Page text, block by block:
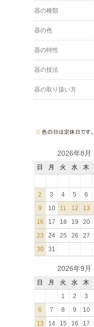
器の種類
器の色
器の特性
器の技法
器の取り扱い方
2026年8月
日 月 火 水 木
2
3 4 5 6
9
10 11 12 13
16
17 18 19 20
23
24 25 26 27
30
31
2026年9月
日 月 火 水 木
1
2 3
6
7 8 9 10
13
14 15 16 17